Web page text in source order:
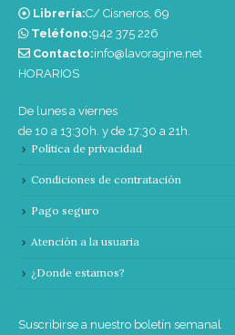
Librería:C/ Cisneros, 69
Teléfono:‭942 375 226‬
Contacto:info@lavoragine.net
HORARIOS
De lunes a viernes
de 10 a 13:30h. y de 17:30 a 21h.
Política de privacidad
Condiciones de contratación
Pago seguro
Atención a la usuaria
¿Donde estamos?
Suscribirse a nuestro boletín semanal